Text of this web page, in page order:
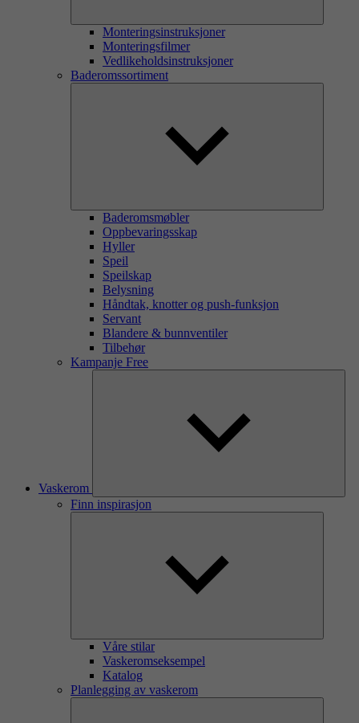
Monteringsinstruksjoner
Monteringsfilmer
Vedlikeholdsinstruksjoner
Baderomssortiment
Baderomsmøbler
Oppbevaringsskap
Hyller
Speil
Speilskap
Belysning
Håndtak, knotter og push-funksjon
Servant
Blandere & bunnventiler
Tilbehør
Kampanje Free
Vaskerom
Finn inspirasjon
Våre stilar
Vaskeromseksempel
Katalog
Planlegging av vaskerom